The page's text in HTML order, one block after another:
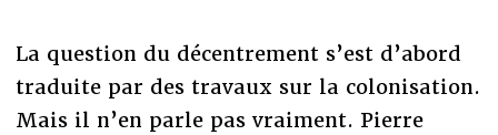
La question du décentrement s’est d’abord
traduite par des travaux sur la colonisation.
Mais il n’en parle pas vraiment. Pierre